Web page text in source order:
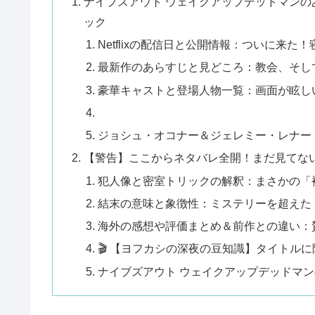
ック
Netflixの配信日と公開情報：ついに来た！
最新作のあらすじと見どころ：教会、そ
豪華キャストと登場人物一覧：画面が眩
ジョシュ・オコナー＆ジェレミー・レナ
【警告】ここからネタバレ全開！まだ見て
犯人像と密室トリックの解釈：まさかの
結末の意味と象徴性：ミステリーを超え
海外の感想や評価まとめ＆前作との違い
🎬 【ヨフカシの深夜の豆知識】タイトル
ナイブズアウト ウェイクアップデッドマ